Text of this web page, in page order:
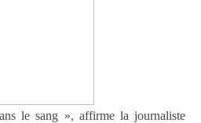
le sang », affirme la journaliste